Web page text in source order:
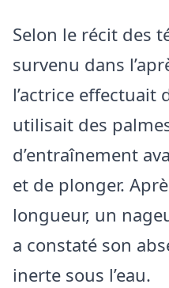
Selon le récit des
survenu dans
l’actrice effectuait
utilisait des
d’entraînement
et de plonger.
longueur, un
a constaté son
inerte sous l’eau.